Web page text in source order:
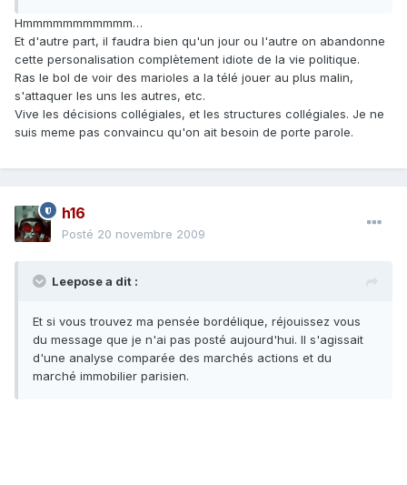
Hmmmmmmmmmmm…
Et d'autre part, il faudra bien qu'un jour ou l'autre on abandonne
cette personalisation complètement idiote de la vie politique.
Ras le bol de voir des marioles a la télé jouer au plus malin,
s'attaquer les uns les autres, etc.
Vive les décisions collégiales, et les structures collégiales. Je ne
suis meme pas convaincu qu'on ait besoin de porte parole.
h16
Posté 20 novembre 2009
Leepose a dit :
Et si vous trouvez ma pensée bordélique, réjouissez vous
du message que je n'ai pas posté aujourd'hui. Il s'agissait
d'une analyse comparée des marchés actions et du
marché immobilier parisien.